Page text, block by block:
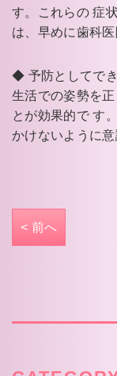
す。これらの 症
は、早めに歯科
◆ 予防としてで
生活での姿勢を
とが効果的で す
かけないように
< 前へ